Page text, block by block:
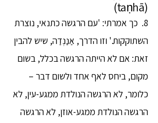
(taṇhā)
8. כך אמרתי: 'עם הרגשה כתנאי, נוצרת
השתוקקות.' וזו הדרך, אַנַנְדַה, שיש להבין
זאת: אם לא הייתה הרגשה בכלל, בשום
מקום, ביחס לאף אחד ולשום דבר –
כלומר, לא הרגשה הנולדת ממגע-עין, לא
הרגשה הנולדת ממגע-אוזן, לא הרגשה